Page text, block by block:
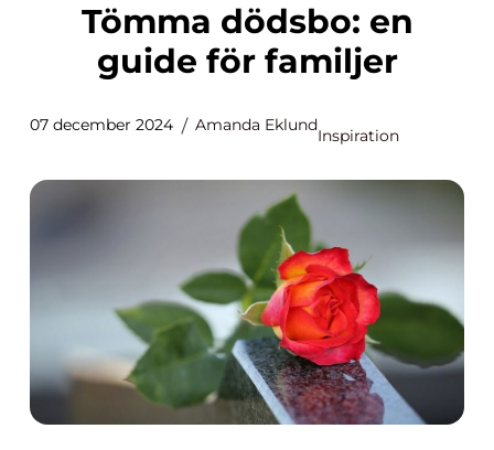
Tömma dödsbo: en
guide för familjer
07 december 2024 Amanda Eklund
Inspiration